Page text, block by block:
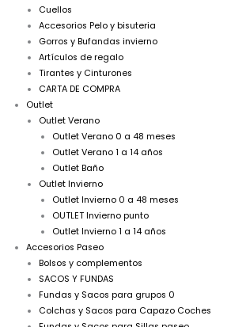
Cuellos
Accesorios Pelo y bisuteria
Gorros y Bufandas invierno
Artículos de regalo
Tirantes y Cinturones
CARTA DE COMPRA
Outlet
Outlet Verano
Outlet Verano 0 a 48 meses
Outlet Verano 1 a 14 años
Outlet Baño
Outlet Invierno
Outlet Invierno 0 a 48 meses
OUTLET Invierno punto
Outlet Invierno 1 a 14 años
Accesorios Paseo
Bolsos y complementos
SACOS Y FUNDAS
Fundas y Sacos para grupos 0
Colchas y Sacos para Capazo Coches